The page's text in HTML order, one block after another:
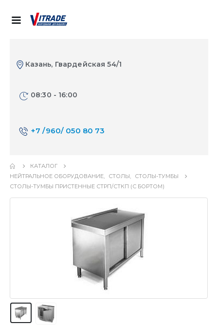
Казань, Гвардейская 54/1
08:30 - 16:00
+7 /960/ 050 80 73
КАТАЛОГ
НЕЙТРАЛЬНОЕ ОБОРУДОВАНИЕ, СТОЛЫ,
СТОЛЫ-ТУМБЫ
СТОЛЫ-ТУМБЫ ПРИСТЕННЫЕ СТРП/СТКП (С БОРТОМ)